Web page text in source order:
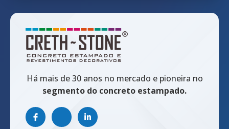
Há mais de 30 anos no mercado e pioneira no
segmento do concreto estampado.